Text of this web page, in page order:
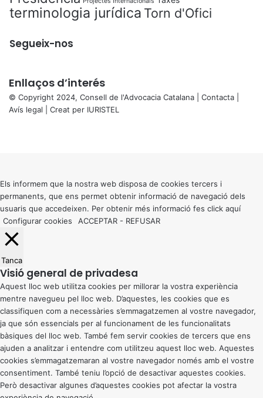
terminologia jurídica Torn d'Ofici
Segueix-nos
Enllaços d’interés
© Copyright 2024, Consell de l'Advocacia Catalana | Contacta
Avís legal | Creat per IURISTEL
button
Els informem que la nostra web disposa de cookies tercers i
permanents, que ens permet obtenir informació de navegació dels
usuaris que accedeixen. Per obtenir més informació fes click aquí
Configurar cookies
ACCEPTAR - REFUSAR
Tanca
Visió general de privadesa
Aquest lloc web utilitza cookies per millorar la vostra experiència
mentre navegueu pel lloc web. D’aquestes, les cookies que es
classifiquen com a necessàries s’emmagatzemen al vostre navegador,
ja que són essencials per al funcionament de les funcionalitats
bàsiques del lloc web. També fem servir cookies de tercers que ens
ajuden a analitzar i entendre com utilitzeu aquest lloc web. Aquestes
cookies s’emmagatzemaran al vostre navegador només amb el vostre
consentiment. També teniu l’opció de desactivar aquestes cookies.
Però desactivar algunes d’aquestes cookies pot afectar la vostra